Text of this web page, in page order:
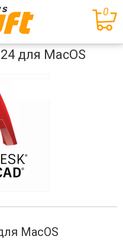
0
для MacOS
MacOS